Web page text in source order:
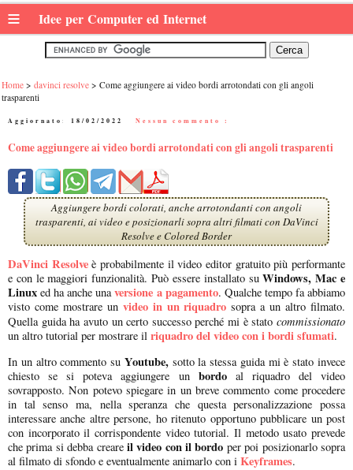
≡ Idee per Computer ed Internet
Home davinci resolve
Come aggiungere ai video bordi arrotondati con gli angoli
trasparenti
Aggiornato: 18/02/2022 Nessun commento :
Come aggiungere ai video bordi arrotondati con gli angoli trasparenti
Aggiungere bordi colorati, anche arrotondanti con angoli
trasparenti, ai video e posizionarli sopra altri filmati con DaVinci
Resolve e Colored Border
DaVinci Resolveè probabilmente il video editor gratuito più performante
e con le maggiori funzionalità. Può essere installato suWindows, Mac e
Linux ed ha anche una versione a pagamento. Qualche tempo fa abbiamo
visto come mostrare un video in un riquadro sopra a un altro filmato.
Quella guida ha avuto un certo successo perché mi è stato commissionato
un altro tutorial per mostrare il riquadro del video con i bordi sfumati.
In un altro commento su Youtube,sotto la stessa guida mi è stato invece
chiesto se si poteva aggiungere unbordoal riquadro del video
sovrapposto. Non potevo spiegare in un breve commento come procedere
in tal senso ma, nella speranza che questa personalizzazione possa
interessare anche altre persone, ho ritenuto opportuno pubblicare un post
con incorporato il corrispondente video tutorial. Il metodo usato prevede
che prima si debba creare il video con il bordo per poi posizionarlo sopra
al filmato di sfondo e eventualmente animarlo con i Keyframes.